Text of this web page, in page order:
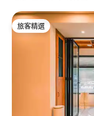
旅客精選
旅客精選